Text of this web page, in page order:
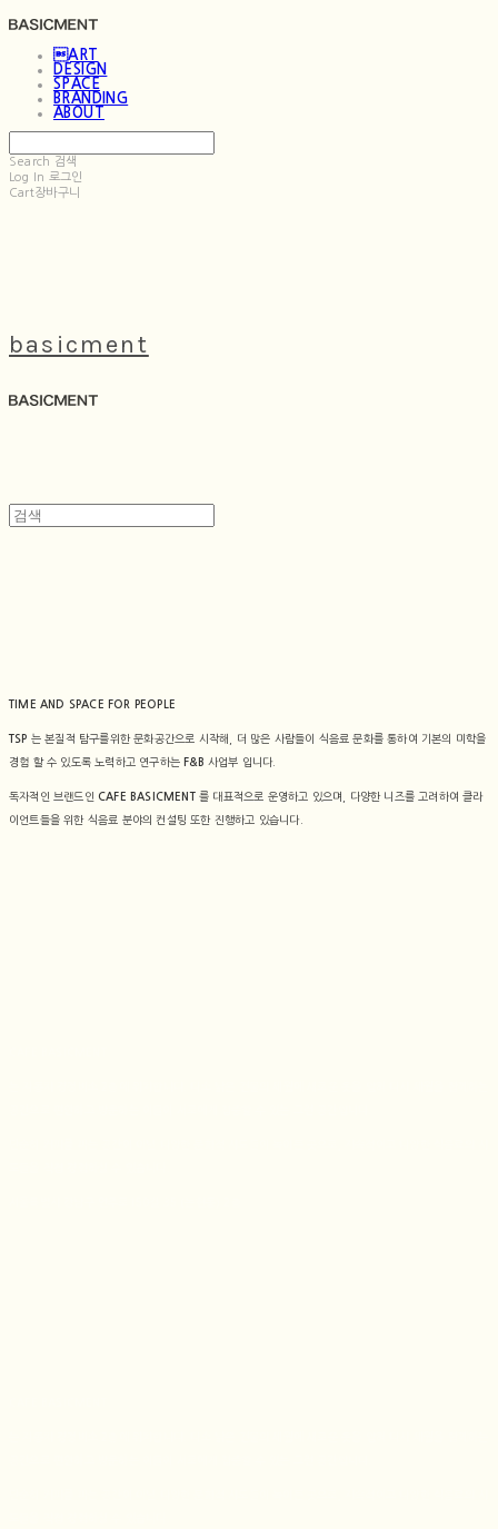
ART
DESIGN
SPACE
BRANDING
ABOUT
Search 검색
Log In 로그인
Cart장바구니
basicment
TIME AND SPACE FOR PEOPLE
TSP 는 본질적 탐구를위한 문화공간으로 시작해, 더 많은 사람들이 식음료 문화를 통하여 기본의 미학을
경험 할 수 있도록 노력하고 연구하는 F&B 사업부 입니다.
독자적인 브랜드인 CAFE BASICMENT 를 대표적으로 운영하고 있으며, 다양한 니즈를 고려하여 클라
이언트들을 위한 식음료 분야의 컨설팅 또한 진행하고 있습니다.